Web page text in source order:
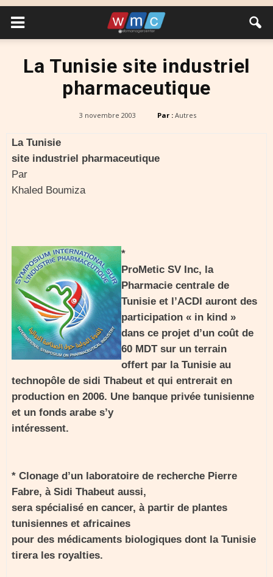
La Tunisie site industriel
pharmaceutique
3 novembre 2003 Par : Autres
La Tunisie
site industriel pharmaceutique
Par
Khaled Boumiza
*
ProMetic SV Inc, la
Pharmacie centrale de
Tunisie et l’ACDI auront des
participation « in kind »
dans ce projet d’un coût de
60 MDT sur un terrain
offert par la Tunisie au
technopôle de sidi Thabeut et qui entrerait en
production en 2006. Une banque privée tunisienne
et un fonds arabe s’y
intéressent.
* Clonage d’un laboratoire de recherche Pierre
Fabre, à Sidi Thabeut aussi,
sera spécialisé en cancer, à partir de plantes
tunisiennes et africaines
pour des médicaments biologiques dont la Tunisie
tirera les royalties.